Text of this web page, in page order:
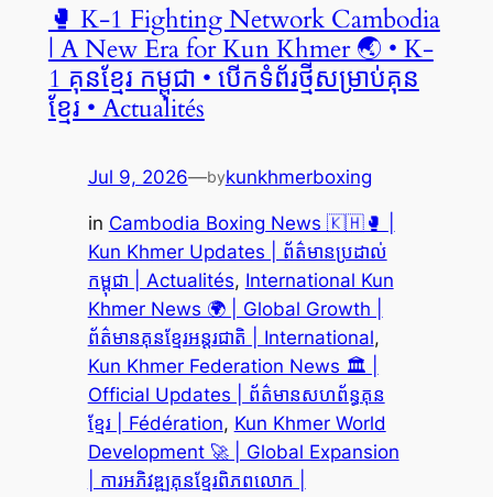
🥊 K-1 Fighting Network Cambodia
| A New Era for Kun Khmer 🌏 • K-
1 គុនខ្មែរ កម្ពុជា • បើកទំព័រថ្មីសម្រាប់គុន
ខ្មែរ • Actualités
Jul 9, 2026—bykunkhmerboxing
in Cambodia Boxing News 🇰🇭🥊 |
Kun Khmer Updates | ព័ត៌មានប្រដាល់
កម្ពុជា | Actualités, International Kun
Khmer News 🌍 | Global Growth |
ព័ត៌មានគុនខ្មែរអន្តរជាតិ | International
Kun Khmer Federation News 🏛️ |
Official Updates | ព័ត៌មានសហព័ន្ធគុន
ខ្មែរ | Fédération, Kun Khmer World
Development 🚀 | Global Expansion
| ការអភិវឌ្ឍគុនខ្មែរពិភពលោក |